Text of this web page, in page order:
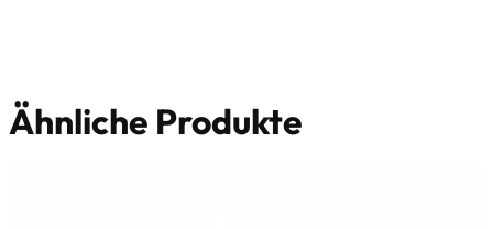
Ähnliche Produkte